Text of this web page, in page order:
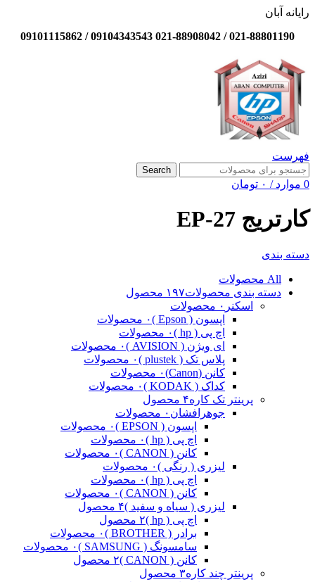
رایانه آبان
021-88801190 / 021-88908042 09104343543 / 09101115862
فهرست
Search
0 موارد / ۰ تومان
کارتریج EP-27
دسته بندی
All محصولات
دسته بندی محصولات۱۹۷ محصول
اسکنر ۰ محصولات
اپسون ( Epson )
۰ محصولات
اچ پی ( hp )
۰ محصولات
ای ویژن ( AVISION )
۰ محصولات
پلاس تک ( plustek )
۰ محصولات
کانن (Canon)
۰ محصولات
کداک ( KODAK )
۰ محصولات
پرینتر تک کاره۴ محصول
جوهرافشان ۰ محصولات
اپسون ( EPSON )
۰ محصولات
اچ پی ( hp )
۰ محصولات
کانن ( CANON )
۰ محصولات
لیزری ( رنگی )۰ محصولات
اچ پی ( hp )
۰ محصولات
کانن ( CANON )
۰ محصولات
لیزری ( سیاه و سفید )۴ محصول
اچ پی ( hp )
۲ محصول
برادر ( BROTHER )
۰ محصولات
سامسونگ ( SAMSUNG )
۰ محصولات
کانن ( CANON )
۲ محصول
پرینتر چند کاره۳ محصول